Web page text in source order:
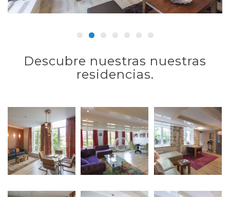
Descubre nuestras nuestras
residencias.